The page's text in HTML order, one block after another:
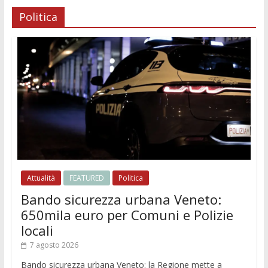
Politica
Attualità FEATURED Politica
Bando sicurezza urbana Veneto:
650mila euro per Comuni e Polizie
locali
7 agosto 2026
Bando sicurezza urbana Veneto: la Regione mette a